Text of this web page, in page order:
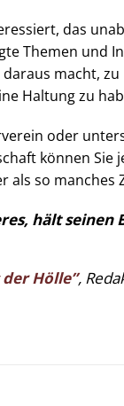
das
Themen und
macht,
Haltung zu
oder
können Sie
als so manches
hält seinen
Hölle”,